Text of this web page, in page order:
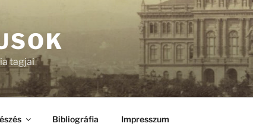
tagjai
Bibliográfia Impresszum